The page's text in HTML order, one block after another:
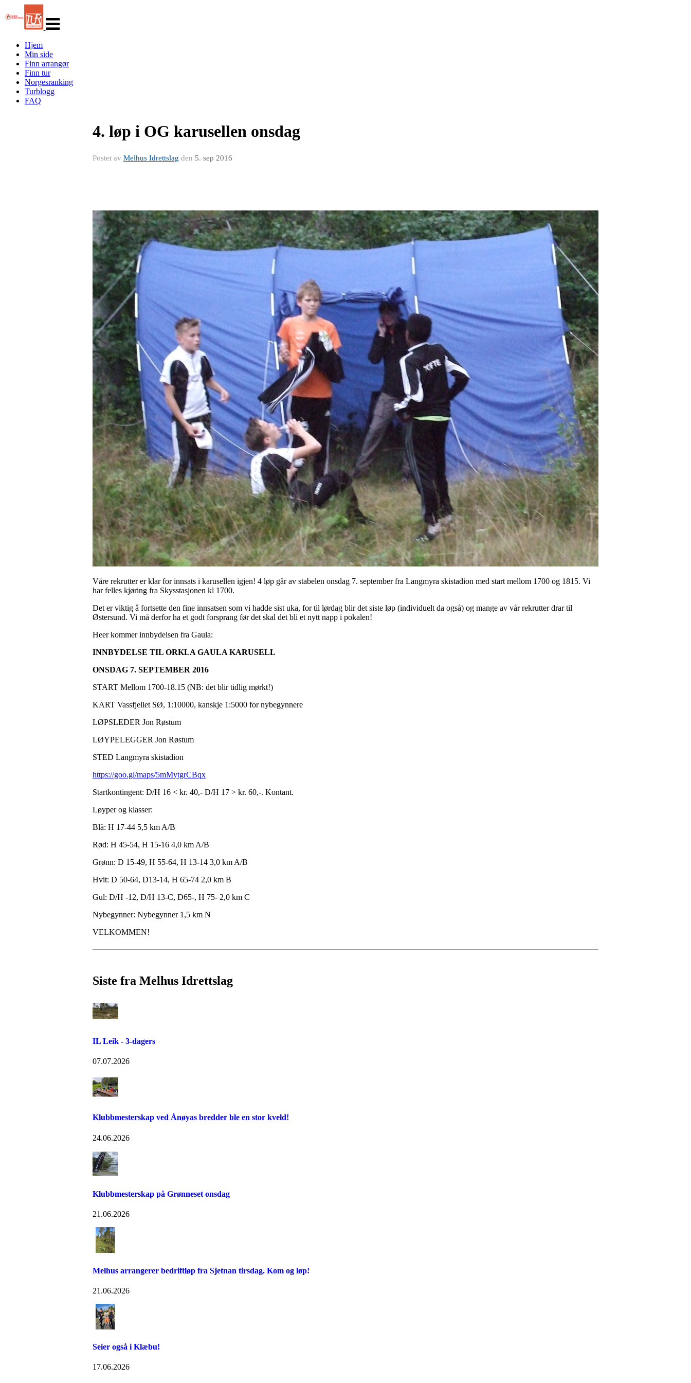
navigasjon
Hjem
Min side
Finn arrangør
Finn tur
Norgesranking
Turblogg
FAQ
4. løp i OG karusellen onsdag
Postet av Melhus Idrettslag den 5. sep 2016
Våre rekrutter er klar for innsats i karusellen igjen! 4 løp går av stabelen onsdag 7. september fra Langmyra skistadion med start mellom 1700 og 1815. Vi
har felles kjøring fra Skysstasjonen kl 1700.
Det er viktig å fortsette den fine innsatsen som vi hadde sist uka, for til lørdag blir det siste løp (individuelt da også) og mange av vår rekrutter drar til
Østersund. Vi må derfor ha et godt forsprang før det skal det bli et nytt napp i pokalen!
Heer kommer innbydelsen fra Gaula:
INNBYDELSE TIL ORKLA GAULA KARUSELL
ONSDAG 7. SEPTEMBER 2016
START Mellom 1700-18.15 (NB: det blir tidlig mørkt!)
KART Vassfjellet SØ, 1:10000, kanskje 1:5000 for nybegynnere
LØPSLEDER Jon Røstum
LØYPELEGGER Jon Røstum
STED Langmyra skistadion
https://goo.gl/maps/5mMytgrCBqx
Startkontingent: D/H 16 < kr. 40,- D/H 17 > kr. 60,-. Kontant.
Løyper og klasser:
Blå: H 17-44 5,5 km A/B
Rød: H 45-54, H 15-16 4,0 km A/B
Grønn: D 15-49, H 55-64, H 13-14 3,0 km A/B
Hvit: D 50-64, D13-14, H 65-74 2,0 km B
Gul: D/H -12, D/H 13-C, D65-, H 75- 2,0 km C
Nybegynner: Nybegynner 1,5 km N
VELKOMMEN!
Siste fra Melhus Idrettslag
IL Leik - 3-dagers
07.07.2026
Klubbmesterskap ved Ånøyas bredder ble en stor kveld!
24.06.2026
Klubbmesterskap på Grønneset onsdag
21.06.2026
Melhus arrangerer bedriftløp fra Sjetnan tirsdag. Kom og løp!
21.06.2026
Seier også i Klæbu!
17.06.2026